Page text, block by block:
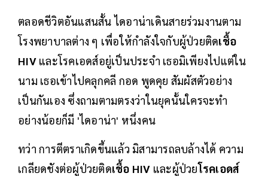
ตลอดชีวิตอันแสนสั้น ไดอาน่าเดินสายร่วมงานตาม
โรงพยาบาลต่าง ๆ เพื่อให้กำลังใจกับผู้ป่วยติดเชื้อ
HIVและโรคเอดส์อยู่เป็นประจำ เธอมิเพียงไปแต่ใน
นาม เธอเข้าไปคลุกคลี กอด พูดคุย สัมผัสตัวอย่าง
เป็นกันเอง ซึ่งถามตามตรงว่าในยุคนั้นใครจะทำ
อย่างน้อยก็มี 'ไดอาน่า' หนึ่งคน
ทว่า การตีตราเกิดขึ้นแล้ว มิสามารถลบล้างได้ ความ
เกลียดชังต่อผู้ป่วยติดเชื้อ HIV และผู้ป่วยโรคเอดส์